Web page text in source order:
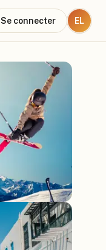
Se connecter EL